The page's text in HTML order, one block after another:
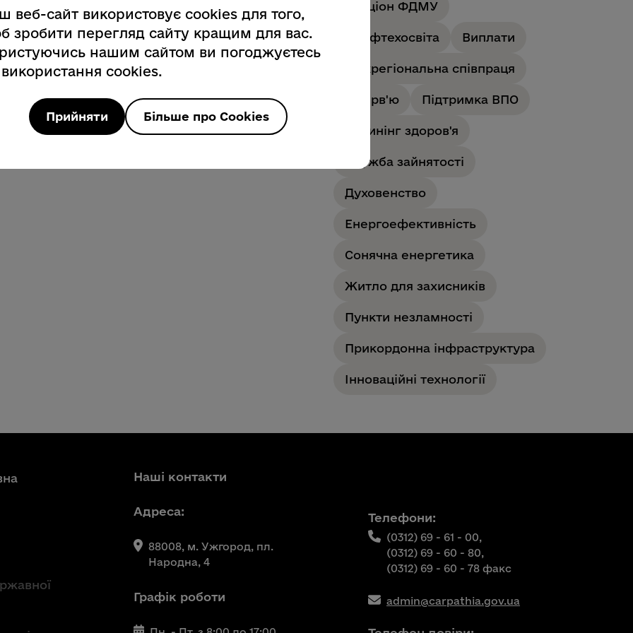
Аукціон ФДМУ
Профтехосвіта Виплати
Міжрегіональна співпраця
Інтерв'ю Підтримка ВПО
Скринінг здоров'я
Служба зайнятості
Духовенство
Енергоефективність
Сонячна енергетика
Житло для захисників
Пункти незламності
Прикордонна інфраструктура
Інноваційні технології
Наші контакти
Адреса:
88008, м. Ужгород, пл.
Народна, 4
Графік роботи
Телефони:
(0312) 69 - 61 - 00,
(0312) 69 - 60 - 80,
(0312) 69 - 60 - 78 факс
admin@carpathia.gov.ua
веб-сайт використовує cookies для того,
зробити перегляд сайту кращим для вас.
нашим сайтом ви погоджуєтесь
cookies.
Прийняти Більше про Cookies